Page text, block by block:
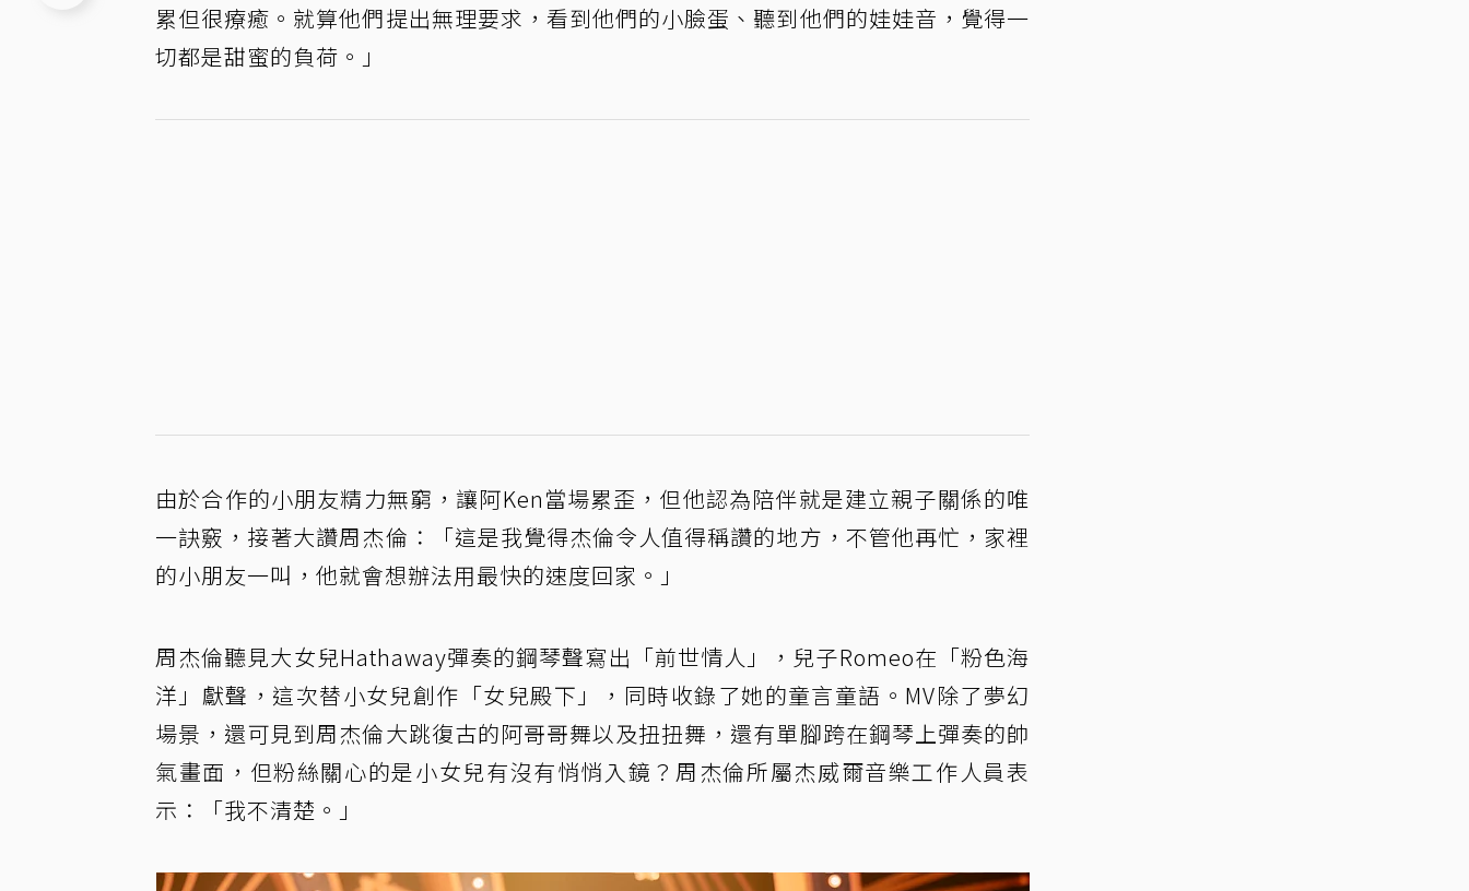
累但很療癒。就算他們提出無理要求，看到他們的小臉蛋、聽到他們的娃娃音，覺得一
切都是甜蜜的負荷。」
由於合作的小朋友精力無窮，讓阿Ken當場累歪，但他認為陪伴就是建立親子關係的唯
一訣竅，接著大讚周杰倫：「這是我覺得杰倫令人值得稱讚的地方，不管他再忙，家裡
的小朋友一叫，他就會想辦法用最快的速度回家。」
周杰倫聽見大女兒Hathaway彈奏的鋼琴聲寫出「前世情人」，兒子Romeo在「粉色海
洋」獻聲，這次替小女兒創作「女兒殿下」，同時收錄了她的童言童語。MV除了夢幻
場景，還可見到周杰倫大跳復古的阿哥哥舞以及扭扭舞，還有單腳跨在鋼琴上彈奏的帥
氣畫面，但粉絲關心的是小女兒有沒有悄悄入鏡？周杰倫所屬杰威爾音樂工作人員表
示：「我不清楚。」